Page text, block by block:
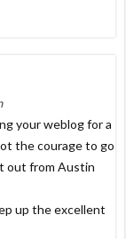
your weblog for a
the courage to go
out from Austin
up the excellent